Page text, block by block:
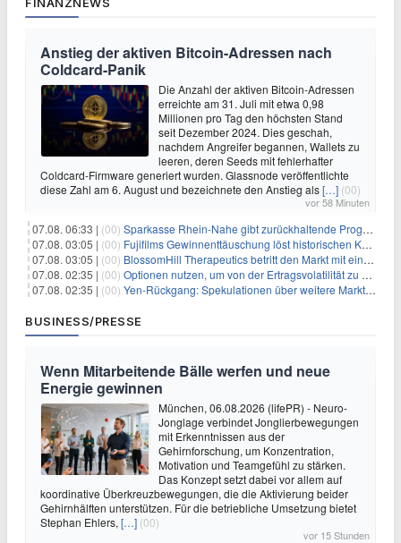
Anstieg der aktiven Bitcoin-Adressen nach
Coldcard-Panik
Die Anzahl der aktiven Bitcoin-Adressen
erreichte am 31. Juli mit etwa 0,98
Millionen pro Tag den höchsten Stand
seit Dezember 2024. Dies geschah,
nachdem Angreifer begannen, Wallets zu
leeren, deren Seeds mit fehlerhafter
Coldcard-Firmware generiert wurden. Glassnode veröffentlichte
diese Zahl am 6. August und bezeichnete den Anstieg als[…] (00)
vor 58 Minuten
07.08. 06:33 | (00) Sparkasse Rhein-Nahe gibt zurückhaltende Prognose
07.08. 03:05 | (00) Fujifilms Gewinnenttäuschung löst historischen Kursrückgang aus
07.08. 03:05 | (00) BlossomHill Therapeutics betritt den Markt mit einem IPO-Boost von 150 Millionen Dollar
07.08. 02:35 | (00) Optionen nutzen, um von der Ertragsvolatilität zu profitieren
07.08. 02:35 | (00) Yen-Rückgang: Spekulationen über weitere Marktinterventionen nehmen zu
BUSINESS/PRESSE
Wenn Mitarbeitende Bälle werfen und neue
Energie gewinnen
München, 06.08.2026 (lifePR) - Neuro-
Jonglage verbindet Jonglierbewegungen
mit Erkenntnissen aus der
Gehirnforschung, um Konzentration,
Motivation und Teamgefühl zu stärken.
Das Konzept setzt dabei vor allem auf
koordinative Überkreuzbewegungen, die die Aktivierung beider
Gehirnhälften unterstützen. Für die betriebliche Umsetzung bietet
Stephan Ehlers, […] (00)
vor 15 Stunden